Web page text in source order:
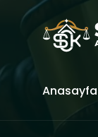
Anasayfa